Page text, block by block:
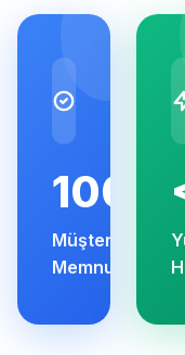
100%
Müşteri
Memnuniyeti